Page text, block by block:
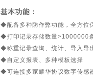
基本功能：
◆配备多种防作弊功能，全方位
◆打印记录存储数量>1000000
◆称重记录查询、统计、导入导
◆自定义报表、多种模板选择
◆可连接多家耀华协议数字传感